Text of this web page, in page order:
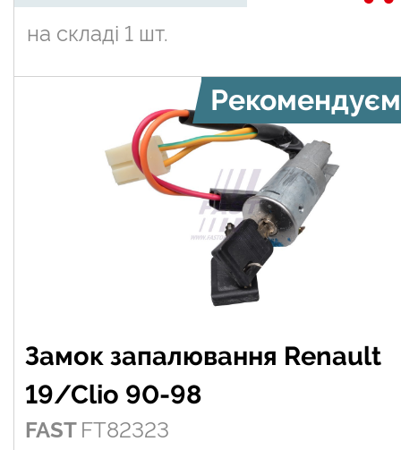
на складі 1 шт.
Замок запалювання Renault
19/Clio 90-98
FAST FT82323